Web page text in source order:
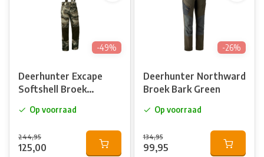
-49%
Deerhunter Excape
Softshell Broek
Op voorraad
244,95
125,00
-26%
Deerhunter Northward
Broek Bark Green
Op voorraad
134,95
99,95